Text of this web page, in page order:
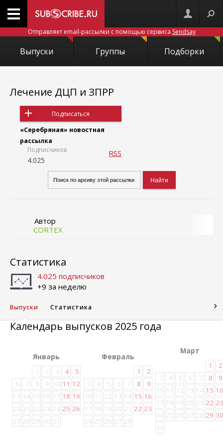
Отправляет email-рассылки с помощью сервиса Sendsay
Выпуски Группы Подборки
Лечение ДЦП и ЗПРР
Подписаться
«Серебряная» новостная
рассылка
Подписчиков
4.025
RSS
Автор
CORTEX
Статистика
4.025 подписчиков
+9 за неделю
Выпуски Статистика
Календарь выпусков 2025 года
Январь
1
2 3 4
5
6
7 8 9 10 11 12
13 14 15 16 17 18 19
20 21 22 23 24 25 26
27 28 29 30 31
Февраль
1
2
3
4 5 6 7 8
9
10 11 12 13 14 15 16
17 18 19 20 21 22 23
24 25 26 27 28
Март
1
2
3
4 5 6 7 8
9
10 11 12 13 14 15 16
17 18 19 20 21 22 23
24 25 26 27 28 29 30
31